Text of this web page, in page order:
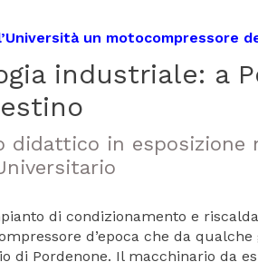
un motocompressore
industriale: a
didattico in
di condizionamento e
d’epoca che da
di Pordenone. Il macchinario da